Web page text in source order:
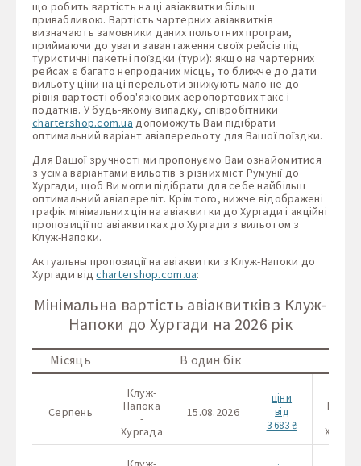
що робить вартість на ці авіаквитки більш
привабливою. Вартість чартерних авіаквитків
визначають замовники даних польотних програм,
приймаючи до уваги завантаження своїх рейсів під
туристичні пакетні поїздки (тури): якщо на чартерних
рейсах є багато непроданих місць, то ближче до дати
вильоту ціни на ці перельоти знижують мало не до
рівня вартості обов'язкових аеропортових такс і
податків. У будь-якому випадку, співробітники
chartershop.com.ua допоможуть Вам підібрати
оптимальний варіант авіаперельоту для Вашої поїздки.
Для Вашої зручності ми пропонуємо Вам ознайомитися
з усіма варіантами вильотів з різних міст Румунії до
Хургади, щоб Ви могли підібрати для себе найбільш
оптимальний авіапереліт. Крім того, нижче відображені
графік мінімальних цін на авіаквитки до Хургади і акційні
пропозиції по авіаквитках до Хургади з вильотом з
Клуж-Напоки.
Актуальны пропозиції на авіаквитки з Клуж-Напоки до
Хургади відchartershop.com.ua:
Мінімальна вартість авіаквитків з Клуж-
Напоки до Хургади на 2026 рік
Місяць В один бік
Серпень
Клуж-
Напока
-
Хургада
15.08.2026
ціни
від
3 683 ₴